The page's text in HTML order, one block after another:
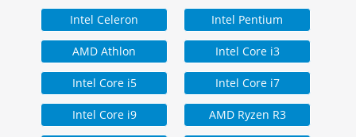
Intel Celeron Intel Pentium
AMD Athlon Intel Core i3
Intel Core i5 Intel Core i7
Intel Core i9 AMD Ryzen R3